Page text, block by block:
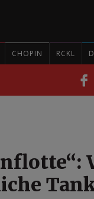
CHOPIN RCKL